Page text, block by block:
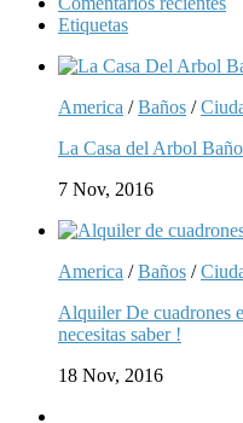
Etiquetas
America /Baños /
La Casa del Arbol
7 Nov, 2016
America /Baños /
Alquiler De cuadrones
necesitas saber !
18 Nov, 2016